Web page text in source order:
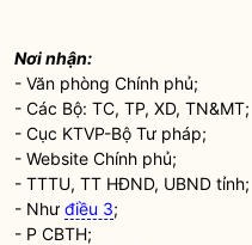
Nơi nhận:
- Văn phòng Chính phủ;
- Các Bộ: TC, TP, XD, TN&MT;
- Cục KTVP-Bộ Tư pháp;
- Website Chính phủ;
- TTTU, TT HĐND, UBND tỉnh;
- Nhưđiều 3;
- P CBTH;